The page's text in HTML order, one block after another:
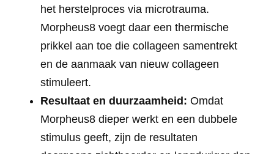
het herstelproces via microtrauma.
Morpheus8 voegt daar een thermische
prikkel aan toe die collageen samentrekt
en de aanmaak van nieuw collageen
stimuleert.
Resultaat en duurzaamheid: Omdat
Morpheus8 dieper werkt en een dubbele
stimulus geeft, zijn de resultaten